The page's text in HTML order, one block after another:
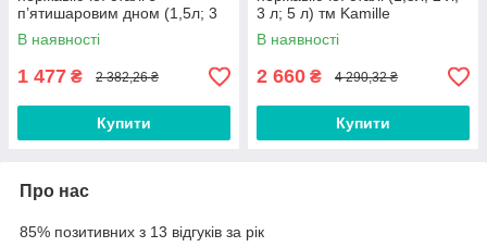
п’ятишаровим дном (1,5л; 3
л) тм Kamille
В наявності
1 477 ₴ 2 382,26 ₴
Купити
3 л; 5 л) тм Kamille
В наявності
2 660 ₴ 4 290,32 ₴
Купити
Про нас
85% позитивних з 13 відгуків за рік